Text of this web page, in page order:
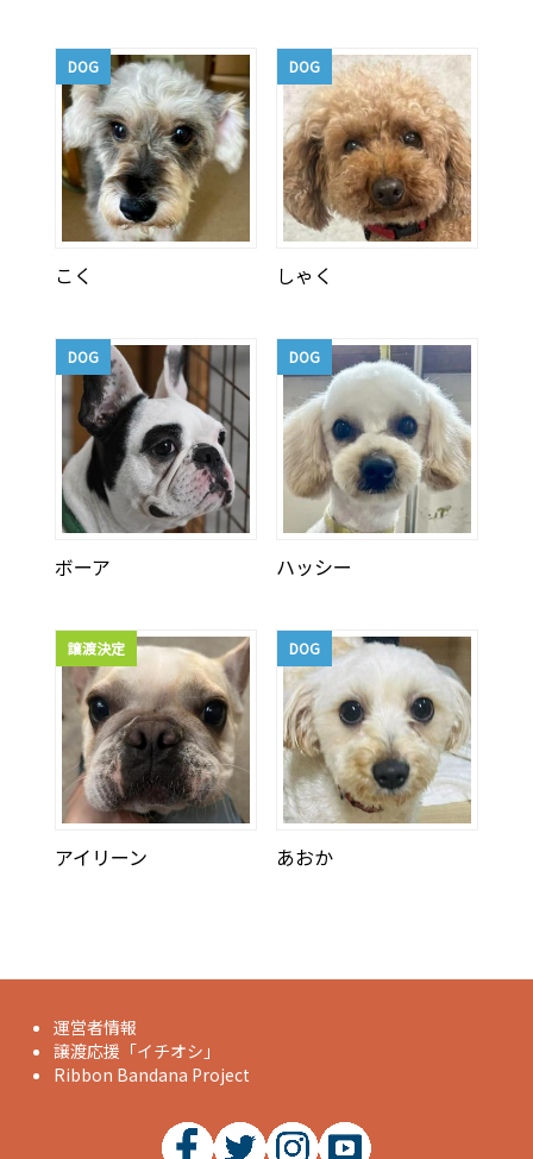
DOG
こく
DOG
しゃく
DOG
ボーア
DOG
ハッシー
譲渡決定
アイリーン
DOG
あおか
運営者情報
譲渡応援「イチオシ」
Ribbon Bandana Project